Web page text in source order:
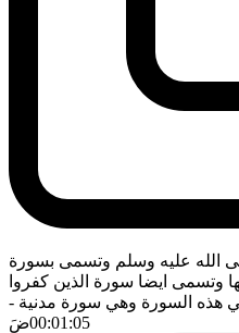
الله عليه وسلم وتسمى بسورة
وتسمى ايضا سورة الذين كفروا
في هذه السورة وهي سورة مدنية -
00:01:05ضَ